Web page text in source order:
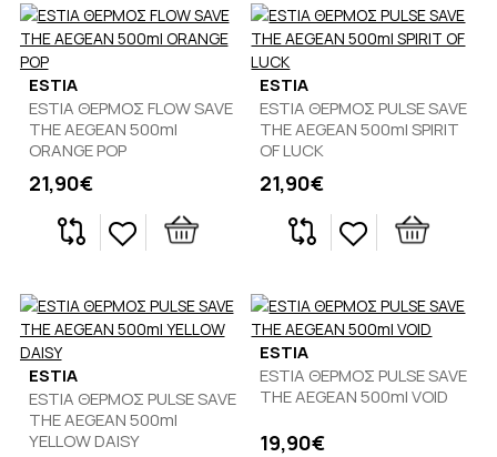
ESTIA
ESTIA ΘΕΡΜΟΣ FLOW SAVE
THE AEGEAN 500ml
ORANGE POP
21,90€
ESTIA
ESTIA ΘΕΡΜΟΣ PULSE SAVE
THE AEGEAN 500ml SPIRIT
OF LUCK
21,90€
ESTIA
ESTIA ΘΕΡΜΟΣ PULSE SAVE
THE AEGEAN 500ml
YELLOW DAISY
ESTIA
ESTIA ΘΕΡΜΟΣ PULSE SAVE
THE AEGEAN 500ml VOID
19,90€